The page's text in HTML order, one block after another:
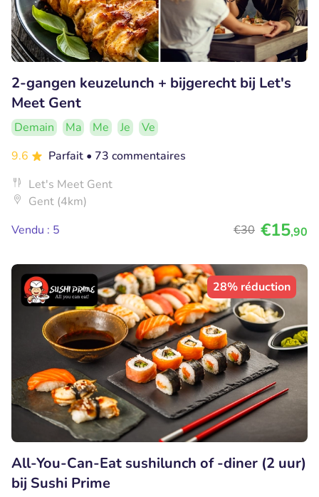
2-gangen keuzelunch + bijgerecht bij Let's
Meet Gent
Demain Ma Me Je
Ve
9.6
Parfait • 73 commentaires
Let's Meet Gent
Gent (4km)
Vendu : 5
€30 €15,90
28% réduction
All-You-Can-Eat sushilunch of -diner (2 uur)
bij Sushi Prime